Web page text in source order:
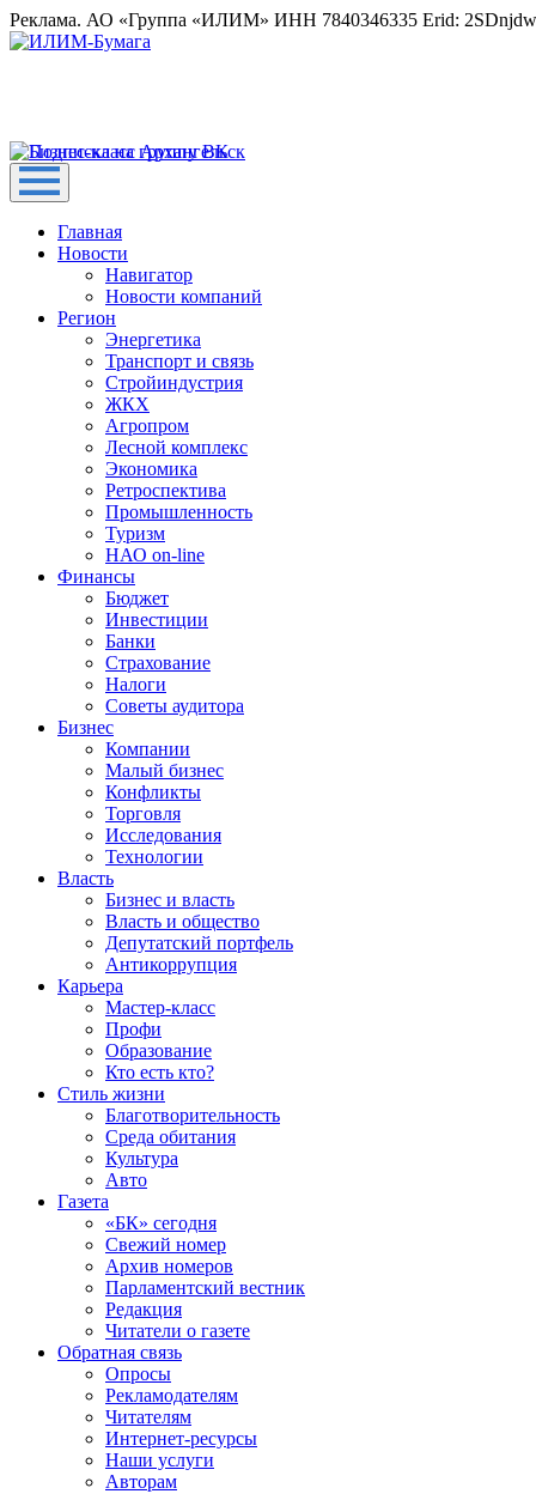
Реклама. АО «Группа «ИЛИМ» ИНН 7840346335 Erid:
Главная
Новости
Навигатор
Новости компаний
Регион
Энергетика
Транспорт и связь
Стройиндустрия
ЖКХ
Агропром
Лесной комплекс
Экономика
Ретроспектива
Промышленность
Туризм
НАО on-line
Финансы
Бюджет
Инвестиции
Банки
Страхование
Налоги
Советы аудитора
Бизнес
Компании
Малый бизнес
Конфликты
Торговля
Исследования
Технологии
Власть
Бизнес и власть
Власть и общество
Депутатский портфель
Антикоррупция
Карьера
Мастер-класс
Профи
Образование
Кто есть кто?
Стиль жизни
Благотворительность
Среда обитания
Культура
Авто
Газета
«БК» сегодня
Свежий номер
Архив номеров
Парламентский вестник
Редакция
Читатели о газете
Обратная связь
Опросы
Рекламодателям
Читателям
Интернет-ресурсы
Наши услуги
Авторам